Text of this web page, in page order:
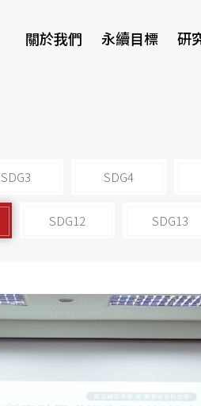
關於我們 永續目標 研
SDG3 SDG4
SDG12 SDG13